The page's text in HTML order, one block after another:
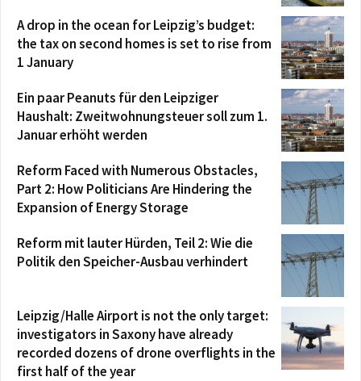
A drop in the ocean for Leipzig’s budget:
the tax on second homes is set to rise from
1 January
Ein paar Peanuts für den Leipziger
Haushalt: Zweitwohnungsteuer soll zum 1.
Januar erhöht werden
Reform Faced with Numerous Obstacles,
Part 2: How Politicians Are Hindering the
Expansion of Energy Storage
Reform mit lauter Hürden, Teil 2: Wie die
Politik den Speicher-Ausbau verhindert
Leipzig/Halle Airport is not the only target:
investigators in Saxony have already
recorded dozens of drone overflights in the
first half of the year